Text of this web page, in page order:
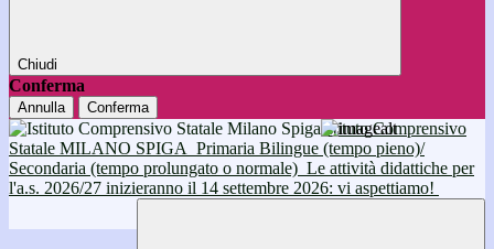
Chiudi
Conferma
Annulla Conferma
Istituto Comprensivo
Statale MILANO SPIGA Primaria Bilingue (tempo pieno)/
Secondaria (tempo prolungato o normale) Le attività didattiche per
l'a.s. 2026/27 inizieranno il 14 settembre 2026: vi aspettiamo!